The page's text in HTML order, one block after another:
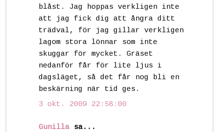
blåst. Jag hoppas verkligen inte
att jag fick dig att ångra ditt
trädval, för jag gillar verkligen
lagom stora lönnar som inte
skuggar för mycket. Gräset
nedanför får för lite ljus i
dagsläget, så det får nog bli en
beskärning när tid ges.
3 okt. 2009 22:58:00
Gunilla sa...